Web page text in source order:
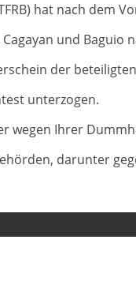
hat nach dem
und Baguio
der
unterzogen.
Ihrer
darunter